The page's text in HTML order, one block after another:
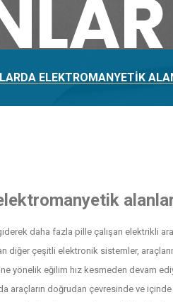
ELEKTROMANYETIK
daha fazla pille çalışan elektrikli
diğer çeşitli elektronik sistemler,
yönelik eğilim hız kesmeden devam
araçların doğrudan çevresinde ve